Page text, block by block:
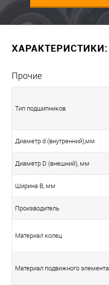
ХАРАКТЕРИСТИКИ:
Прочие
Тип подшипников
Диаметр d (внутренний),мм
Диаметр D (внешний), мм
Ширина B, мм
Производитель
Материал колец
Материал подвижного элемента